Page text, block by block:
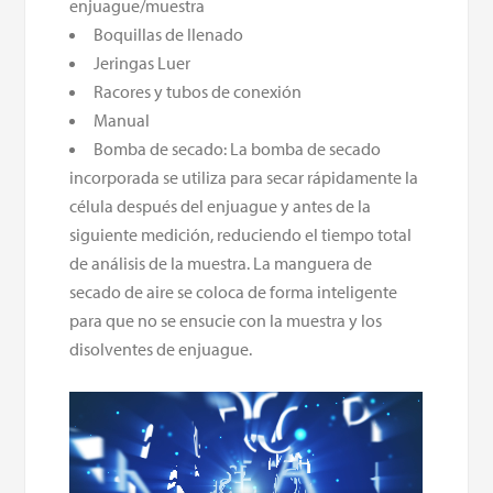
enjuague/muestra
Boquillas de llenado
Jeringas Luer
Racores y tubos de conexión
Manual
Bomba de secado: La bomba de secado
incorporada se utiliza para secar rápidamente la
célula después del enjuague y antes de la
siguiente medición, reduciendo el tiempo total
de análisis de la muestra. La manguera de
secado de aire se coloca de forma inteligente
para que no se ensucie con la muestra y los
disolventes de enjuague.